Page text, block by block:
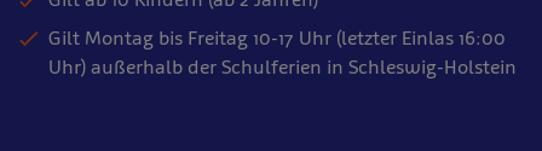
Gilt Montag bis Freitag 10-17 Uhr (letzter Einlas 16:00
Uhr) außerhalb der Schulferien in Schleswig-Holstein